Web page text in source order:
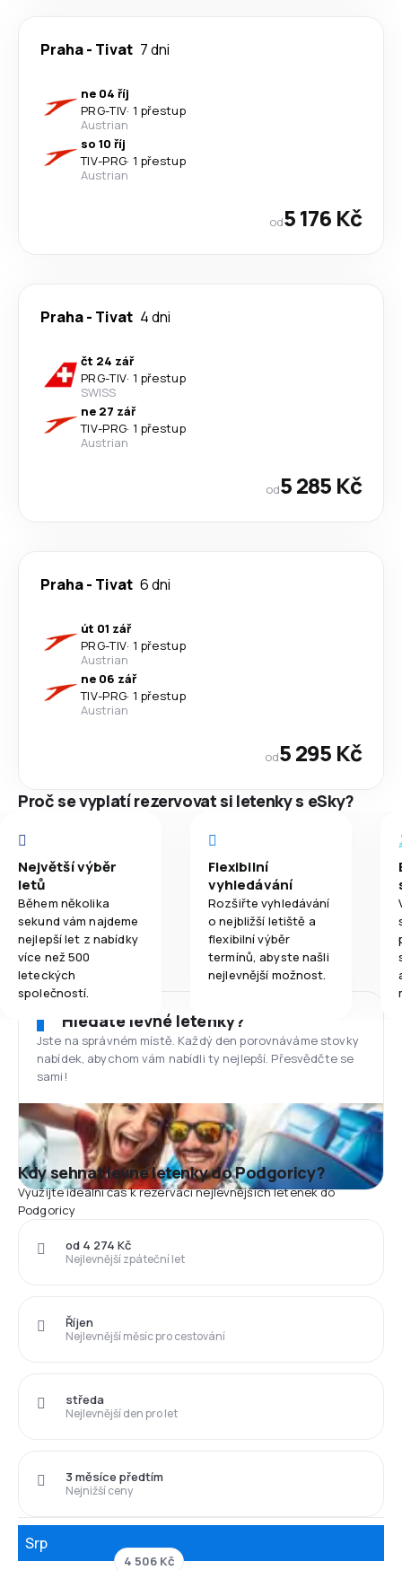
Praha- Tivat 7 dni
ne 04 říj
PRG-TIV· 1 přestup
Austrian
so 10 říj
TIV-PRG· 1 přestup
Austrian
od5 176 Kč
Praha- Tivat 4 dni
čt 24 zář
PRG-TIV· 1 přestup
SWISS
ne 27 zář
TIV-PRG· 1 přestup
Austrian
od5 285 Kč
Praha- Tivat 6 dni
út 01 zář
PRG-TIV· 1 přestup
Austrian
ne 06 zář
TIV-PRG· 1 přestup
Austrian
od5 295 Kč
Proč se vyplatí rezervovat si letenky s eSky?
Největší výběr
letů
Během několika
sekund vám najdeme
nejlepší let z nabídky
více než 500
leteckých
společností.
Flexibilní
vyhledávání
Rozšiřte vyhledávání
o nejbližší letiště a
flexibilní výběr
termínů, abyste našli
nejlevnější možnost.
Hledáte levné letenky?
Jste na správném místě. Každý den porovnáváme stovky
nabídek, abychom vám nabídli ty nejlepší. Přesvědčte se
sami!
Kdy sehnat levné letenky do Podgoricy?
Využijte ideální čas k rezervaci nejlevnějších letenek do
Podgoricy
Nejlevnější zpáteční let
od 4 274 Kč
Nejlevnější měsíc pro cestování
Říjen
Nejlevnější den pro let
středa
Nejnižší ceny
3 měsíce předtím
Srp
4 506 Kč